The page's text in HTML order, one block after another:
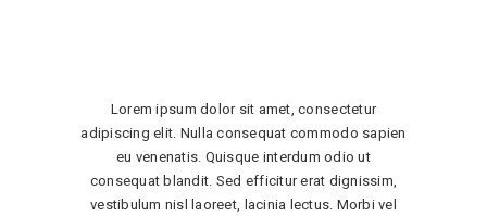
Lorem ipsum dolor sit amet, consectetur
adipiscing elit. Nulla consequat commodo sapien
eu venenatis. Quisque interdum odio ut
consequat blandit. Sed efficitur erat dignissim,
vestibulum nisl laoreet, lacinia lectus. Morbi vel